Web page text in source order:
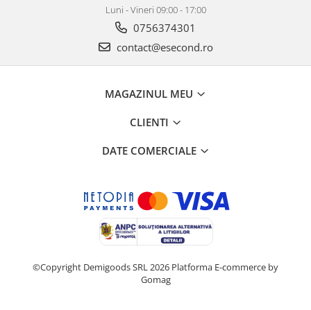
Servere, Componente & UPS
Sport & Activitati in aer liber
Sporturi de interior
Aparate Foto & Accesorii
Luni - Vineri 09:00 - 17:00
0756374301
contact@esecond.ro
MAGAZINUL MEU
CLIENTI
DATE COMERCIALE
©Copyright Demigoods SRL 2026 Platforma E-commerce by
Gomag